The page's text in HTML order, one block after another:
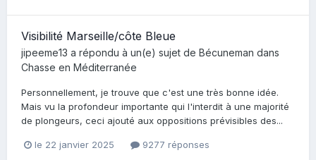
Visibilité Marseille/côte Bleue
jipeeme13 a répondu à un(e) sujet de Bécuneman dans
Chasse en Méditerranée
Personnellement, je trouve que c'est une très bonne idée.
Mais vu la profondeur importante qui l'interdit à une majorité
de plongeurs, ceci ajouté aux oppositions prévisibles des...
le 22 janvier 2025 9277 réponses